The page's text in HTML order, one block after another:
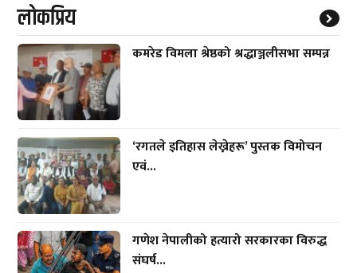
लाेकप्रिय
कमरेड विमला श्रेष्ठको श्रद्धाञ्जलीसभा सम्पन्न
‘रगतले इतिहास लेख्नेहरू’ पुस्तक विमोचन
एवं...
गणेश नेपालीको हत्यारो सरकारका विरुद्ध
संघर्ष...